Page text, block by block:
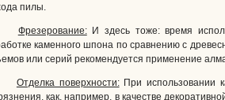
пилы.
Фрезерование:И здесь тоже: время
каменного шпона по сравнению с
или серий рекомендуется применение
Отделка поверхности:При использовании
как, например, в качестве